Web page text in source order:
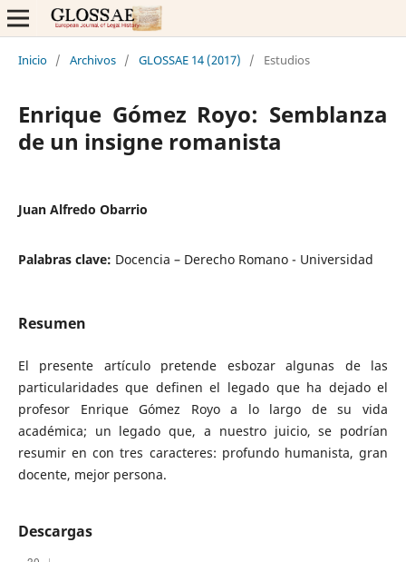
Inicio / Archivos / GLOSSAE 14 (2017) / Estudios
Enrique Gómez Royo: Semblanza
de un insigne romanista
Juan Alfredo Obarrio
Palabras clave: Docencia – Derecho Romano - Universidad
Resumen
El presente artículo pretende esbozar algunas de las
particularidades que definen el legado que ha dejado el
profesor Enrique Gómez Royo a lo largo de su vida
académica; un legado que, a nuestro juicio, se podrían
resumir en con tres caracteres: profundo humanista, gran
docente, mejor persona.
Descargas